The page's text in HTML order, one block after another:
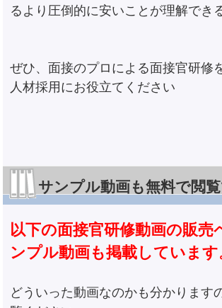
るより圧倒的に安いことが理解でき
ぜひ、面接のプロによる面接官研修
人材採用にお役立てください
サンプル動画も無料で閲
以下の面接官研修動画の販売
ンプル動画も掲載しています
どういった動画なのかも分かります